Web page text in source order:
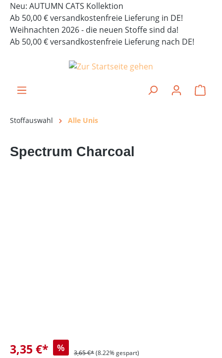
springen
Neu: AUTUMN CATS Kollektion
Ab 50,00 € versandkostenfreie Lieferung in DE!
Weihnachten 2026 - die neuen Stoffe sind da!
Ab 50,00 € versandkostenfreie Lieferung nach DE!
Stoffauswahl Alle Unis
Spectrum Charcoal
3,35 €* % 3,65 €*(8.22% gespart)